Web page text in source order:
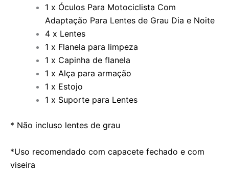
1 x Óculos Para Motociclista Com
Adaptação Para Lentes de Grau Dia e Noite
4 x Lentes
1 x Flanela para limpeza
1 x Capinha de flanela
1 x Alça para armação
1 x Estojo
1 x Suporte para Lentes
* Não incluso lentes de grau
*Uso recomendado com capacete fechado e com
viseira